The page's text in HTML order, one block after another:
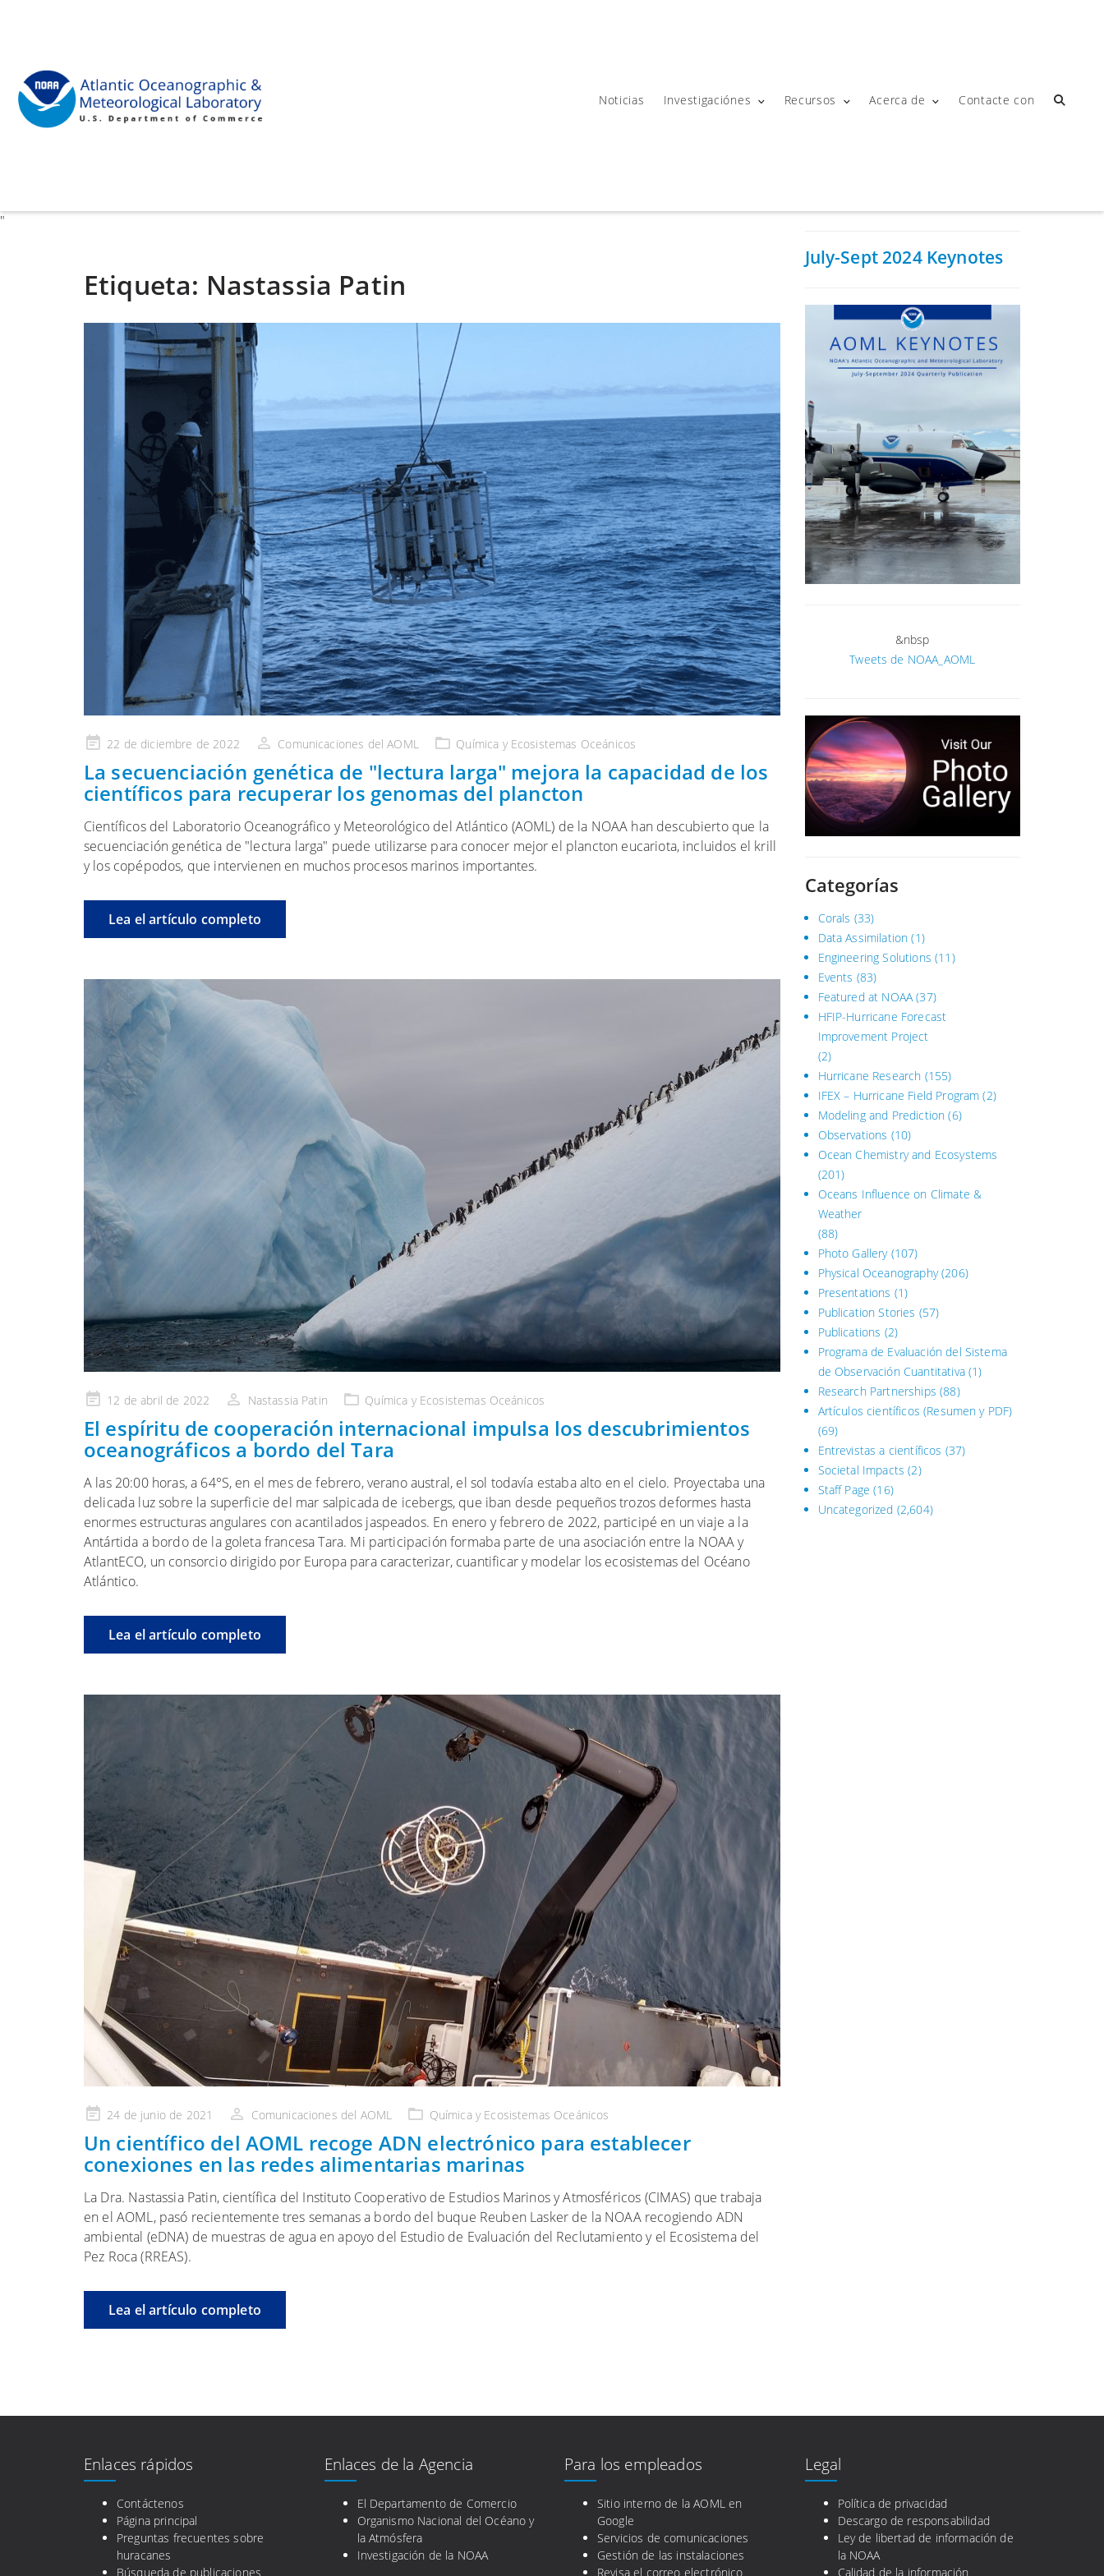
"
Noticias Investigaciónes Recursos Acerca de Contacte con
Etiqueta: Nastassia Patin
Publicado
22 de diciembre de 2022 Comunicaciones del AOML Química y Ecosistemas Oceánicos
La secuenciación genética de "lectura larga" mejora la capacidad de los
científicos para recuperar los genomas del plancton
Científicos del Laboratorio Oceanográfico y Meteorológico del Atlántico (AOML) de la NOAA han descubierto que la
secuenciación genética de "lectura larga" puede utilizarse para conocer mejor el plancton eucariota, incluidos el krill
y los copépodos, que intervienen en muchos procesos marinos importantes.
Lea el artículo completo
Publicado12 de abril de 2022 Nastassia Patin Química y Ecosistemas Oceánicos
El espíritu de cooperación internacional impulsa los descubrimientos
oceanográficos a bordo del Tara
A las 20:00 horas, a 64°S, en el mes de febrero, verano austral, el sol todavía estaba alto en el cielo. Proyectaba una
delicada luz sobre la superficie del mar salpicada de icebergs, que iban desde pequeños trozos deformes hasta
enormes estructuras angulares con acantilados jaspeados. En enero y febrero de 2022, participé en un viaje a la
Antártida a bordo de la goleta francesa Tara. Mi participación formaba parte de una asociación entre la NOAA y
AtlantECO, un consorcio dirigido por Europa para caracterizar, cuantificar y modelar los ecosistemas del Océano
Atlántico.
Lea el artículo completo
Publicado
24 de junio de 2021 Comunicaciones del AOML Química y Ecosistemas Oceánicos
Un científico del AOML recoge ADN electrónico para establecer
conexiones en las redes alimentarias marinas
La Dra. Nastassia Patin, científica del Instituto Cooperativo de Estudios Marinos y Atmosféricos (CIMAS) que trabaja
en el AOML, pasó recientemente tres semanas a bordo del buque Reuben Lasker de la NOAA recogiendo ADN
ambiental (eDNA) de muestras de agua en apoyo del Estudio de Evaluación del Reclutamiento y el Ecosistema del
Pez Roca (RREAS).
Lea el artículo completo
July-Sept 2024 Keynotes
&nbsp
Tweets de NOAA_AOML
Categorías
Corals (33)
Data Assimilation (1)
Engineering Solutions (11)
Events (83)
Featured at NOAA(37)
HFIP-Hurricane Forecast
Improvement Project
(2)
Hurricane Research (155)
IFEX – Hurricane Field Program (2)
Modeling and Prediction (6)
Observations (10)
Ocean Chemistry and Ecosystems
(201)
Oceans Influence on Climate &
Weather
(88)
Photo Gallery(107)
Physical Oceanography(206)
Presentations (1)
Publication Stories (57)
Publications (2)
Programa de Evaluación del Sistema
de Observación Cuantitativa (1)
Research Partnerships (88)
Artículos científicos (Resumen y PDF)
(69)
Entrevistas a científicos (37)
Societal Impacts (2)
Staff Page (16)
Uncategorized (2,604)
Enlaces rápidos
Contáctenos
Página principal
Preguntas frecuentes sobre
huracanes
Búsqueda de publicaciones
Enlaces de la Agencia
El Departamento de Comercio
Organismo Nacional del Océano y
la Atmósfera
Investigación de la NOAA
Para los empleados
Sitio interno de la AOML en
Google
Servicios de comunicaciones
Gestión de las instalaciones
Revisa el correo electrónico
Legal
Política de privacidad
Descargo de responsabilidad
Ley de libertad de información de
la NOAA
Calidad de la información